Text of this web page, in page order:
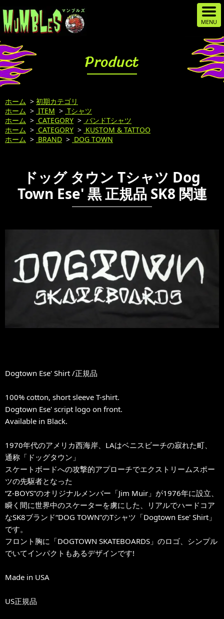
Product
ホーム > 初期カテゴリ
ホーム > ITEM > Tシャツ
ホーム > CATEGORY > バンドTシャツ
ホーム > CATEGORY > KUSTOM & TATTOO
ホーム > BRAND > DOG TOWN
ドッグ タウン Tシャツ Dog
Town Ese' 黒 正規品 SK8 関連
Dogtown Ese' Shirt /正規品
100% cotton, short sleeve T-shirt.
Dogtown Ese' script logo on front.
Available in Black.
1970年代のアメリカ西海岸、LAはベニスビーチの寂れた町、
通称「ドッグタウン」
スケートボードへの攻撃的アプローチでエクストリームスポー
ツの先駆者となった
“Z-BOYS”のオリジナルメンバー「Jim Muir」が1976年に設立、
瞬く間に世界中のスケーターを虜にした、リアルでハードコア
なSK8ブランド“DOG TOWN”のTシャツ「Dogtown Ese' Shirt」
です。
フロント胸に「DOGTOWN SKATEBOARDS」のロゴ、シンプル
でいてインパクトもあるデザインです!
Made in USA
US正規品